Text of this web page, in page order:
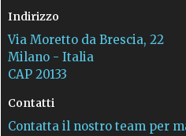
Indirizzo
Via Moretto da Brescia, 22
Milano - Italia
CAP 20133
Contatti
Contatta il nostro team per